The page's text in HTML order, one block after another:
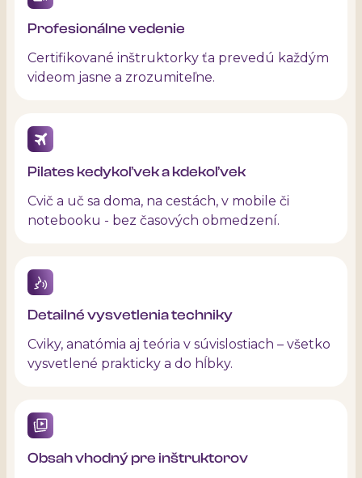
Profesionálne vedenie
Certifikované inštruktorky ťa prevedú každým
videom jasne a zrozumiteľne.
Pilates kedykoľvek a kdekoľvek
Cvič a uč sa doma, na cestách, v mobile či
notebooku - bez časových obmedzení.
Detailné vysvetlenia techniky
Cviky, anatómia aj teória v súvislostiach – všetko
vysvetlené prakticky a do hĺbky.
Obsah vhodný pre inštruktorov